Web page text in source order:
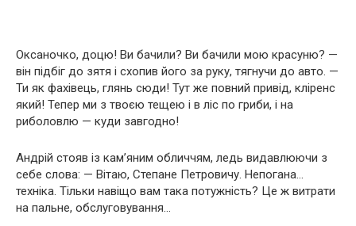
Оксаночко, доцю! Ви бачили? Ви бачили мою красуню? —
він підбіг до зятя і схопив його за руку, тягнучи до авто. —
Ти як фахівець, глянь сюди! Тут же повний привід, кліренс
який! Тепер ми з твоєю тещею і в ліс по гриби, і на
риболовлю — куди завгодно!
Андрій стояв із кам’яним обличчям, ледь видавлюючи з
себе слова: — Вітаю, Степане Петровичу. Непогана…
техніка. Тільки навіщо вам така потужність? Це ж витрати
на пальне, обслуговування…